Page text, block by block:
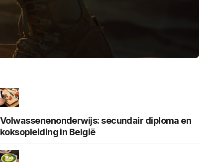
Volwassenenonderwijs: secundair diploma en
koksopleiding in België